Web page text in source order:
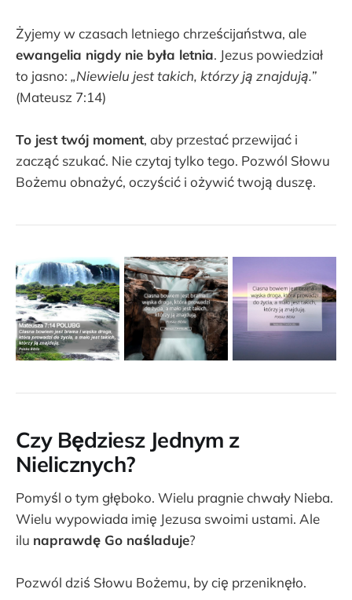
Żyjemy w czasach letniego chrześcijaństwa, ale
ewangelia nigdy nie była letnia. Jezus powiedział
to jasno: „Niewielu jest takich, którzy ją znajdują.”
(Mateusz 7:14)
To jest twój moment, aby przestać przewijać i
zacząć szukać. Nie czytaj tylko tego. Pozwól Słowu
Bożemu obnażyć, oczyścić i ożywić twoją duszę.
Czy Będziesz Jednym z
Nielicznych?
Pomyśl o tym głęboko. Wielu pragnie chwały Nieba.
Wielu wypowiada imię Jezusa swoimi ustami. Ale
ilu naprawdę Go naśladuje?
Pozwól dziś Słowu Bożemu, by cię przeniknęło.